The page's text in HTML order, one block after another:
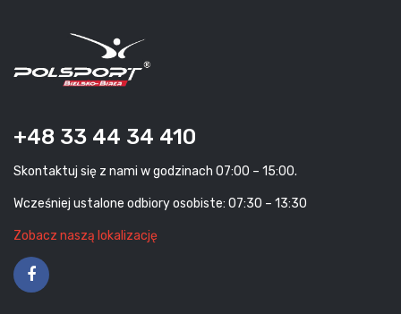
+48 33 44 34 410
Skontaktuj się z nami w godzinach 07:00 – 15:00.
Wcześniej ustalone odbiory osobiste: 07:30 – 13:30
Zobacz naszą lokalizację